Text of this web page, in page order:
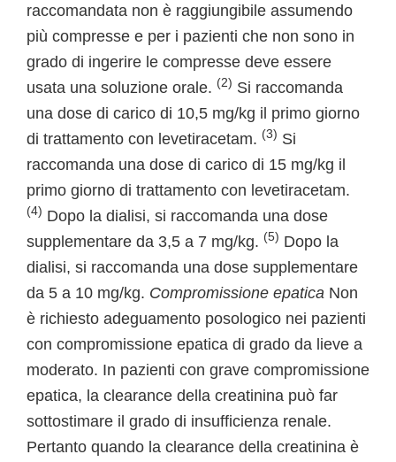
raccomandata non è raggiungibile assumendo
più compresse e per i pazienti che non sono in
grado di ingerire le compresse deve essere
usata una soluzione orale. (2) Si raccomanda
una dose di carico di 10,5 mg/kg il primo giorno
di trattamento con levetiracetam. (3) Si
raccomanda una dose di carico di 15 mg/kg il
primo giorno di trattamento con levetiracetam.
(4) Dopo la dialisi, si raccomanda una dose
supplementare da 3,5 a 7 mg/kg. (5) Dopo la
dialisi, si raccomanda una dose supplementare
da 5 a 10 mg/kg. Compromissione epatica Non
è richiesto adeguamento posologico nei pazienti
con compromissione epatica di grado da lieve a
moderato. In pazienti con grave compromissione
epatica, la clearance della creatinina può far
sottostimare il grado di insufficienza renale.
Pertanto quando la clearance della creatinina è